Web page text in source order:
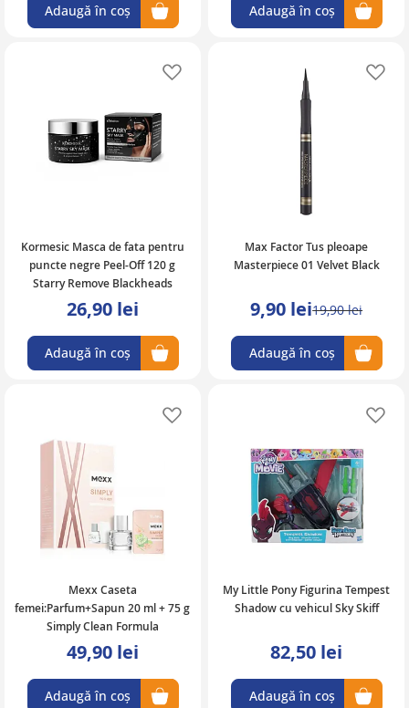
Adaugă în coș Adaugă în coș
Kormesic Masca de fata pentru
puncte negre Peel-Off 120 g
Starry Remove Blackheads
26,90 lei
Adaugă în coș
Adaugă în lista de favorite
Max Factor Tus pleoape
Masterpiece 01 Velvet Black
9,90 lei19,90 lei
Adaugă în coș
Mexx Caseta
femei:Parfum+Sapun 20 ml + 75 g
Simply Clean Formula
49,90 lei
Adaugă în coș
My Little Pony Figurina Tempest
Shadow cu vehicul Sky Skiff
82,50 lei
Adaugă în coș